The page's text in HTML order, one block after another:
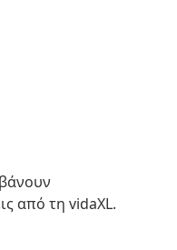
από τη vidaXL.